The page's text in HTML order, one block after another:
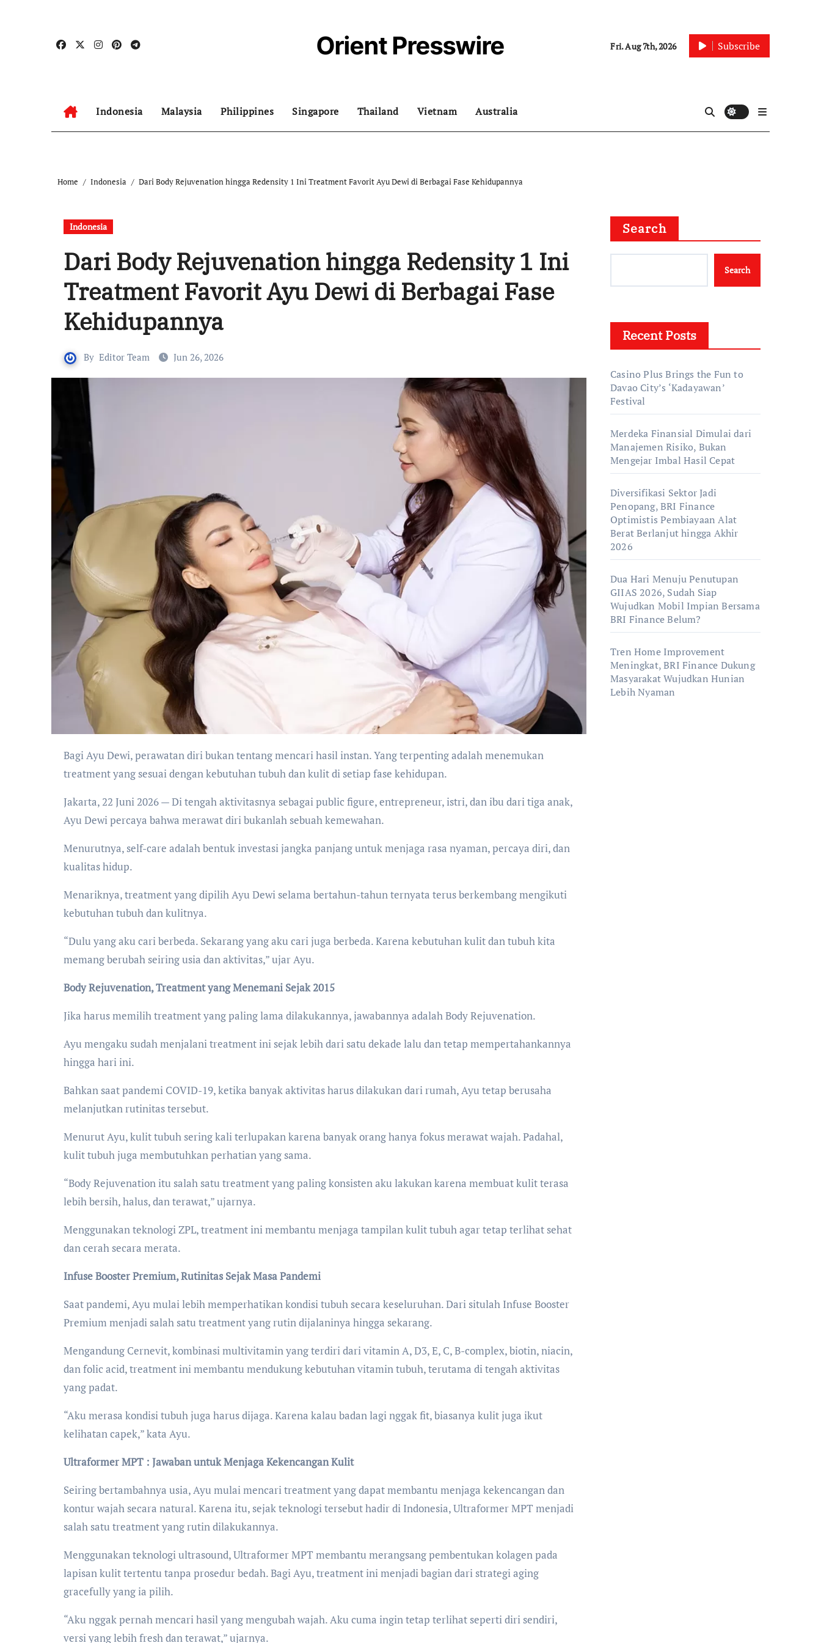
Orient Presswire Fri. Aug 7th, 2026 Subscribe
Indonesia Malaysia Philippines Singapore Thailand Vietnam Australia
Home Indonesia Dari Body Rejuvenation hingga Redensity 1 Ini Treatment Favorit Ayu Dewi di Berbagai Fase Kehidupannya
Indonesia
Dari Body Rejuvenation hingga Redensity 1 Ini
Treatment Favorit Ayu Dewi di Berbagai Fase
Kehidupannya
By Editor Team Jun 26, 2026
Bagi Ayu Dewi, perawatan diri bukan tentang mencari hasil instan. Yang terpenting adalah menemukan
treatment yang sesuai dengan kebutuhan tubuh dan kulit di setiap fase kehidupan.
Jakarta, 22 Juni 2026 — Di tengah aktivitasnya sebagai public figure, entrepreneur, istri, dan ibu dari tiga anak,
Ayu Dewi percaya bahwa merawat diri bukanlah sebuah kemewahan.
Menurutnya, self-care adalah bentuk investasi jangka panjang untuk menjaga rasa nyaman, percaya diri, dan
kualitas hidup.
Menariknya, treatment yang dipilih Ayu Dewi selama bertahun-tahun ternyata terus berkembang mengikuti
kebutuhan tubuh dan kulitnya.
“Dulu yang aku cari berbeda. Sekarang yang aku cari juga berbeda. Karena kebutuhan kulit dan tubuh kita
memang berubah seiring usia dan aktivitas,” ujar Ayu.
Body Rejuvenation, Treatment yang Menemani Sejak 2015
Jika harus memilih treatment yang paling lama dilakukannya, jawabannya adalah Body Rejuvenation.
Ayu mengaku sudah menjalani treatment ini sejak lebih dari satu dekade lalu dan tetap mempertahankannya
hingga hari ini.
Bahkan saat pandemi COVID-19, ketika banyak aktivitas harus dilakukan dari rumah, Ayu tetap berusaha
melanjutkan rutinitas tersebut.
Menurut Ayu, kulit tubuh sering kali terlupakan karena banyak orang hanya fokus merawat wajah. Padahal,
kulit tubuh juga membutuhkan perhatian yang sama.
“Body Rejuvenation itu salah satu treatment yang paling konsisten aku lakukan karena membuat kulit terasa
lebih bersih, halus, dan terawat,” ujarnya.
Menggunakan teknologi ZPL, treatment ini membantu menjaga tampilan kulit tubuh agar tetap terlihat sehat
dan cerah secara merata.
Infuse Booster Premium, Rutinitas Sejak Masa Pandemi
Saat pandemi, Ayu mulai lebih memperhatikan kondisi tubuh secara keseluruhan. Dari situlah Infuse Booster
Premium menjadi salah satu treatment yang rutin dijalaninya hingga sekarang.
Mengandung Cernevit, kombinasi multivitamin yang terdiri dari vitamin A, D3, E, C, B-complex, biotin, niacin,
dan folic acid, treatment ini membantu mendukung kebutuhan vitamin tubuh, terutama di tengah aktivitas
yang padat.
“Aku merasa kondisi tubuh juga harus dijaga. Karena kalau badan lagi nggak fit, biasanya kulit juga ikut
kelihatan capek,” kata Ayu.
Ultraformer MPT : Jawaban untuk Menjaga Kekencangan Kulit
Seiring bertambahnya usia, Ayu mulai mencari treatment yang dapat membantu menjaga kekencangan dan
kontur wajah secara natural. Karena itu, sejak teknologi tersebut hadir di Indonesia, Ultraformer MPT menjadi
salah satu treatment yang rutin dilakukannya.
Menggunakan teknologi ultrasound, Ultraformer MPT membantu merangsang pembentukan kolagen pada
lapisan kulit tertentu tanpa prosedur bedah. Bagi Ayu, treatment ini menjadi bagian dari strategi aging
gracefully yang ia pilih.
“Aku nggak pernah mencari hasil yang mengubah wajah. Aku cuma ingin tetap terlihat seperti diri sendiri,
versi yang lebih fresh dan terawat,” ujarnya.
Search
Search
Recent Posts
Casino Plus Brings the Fun to
Davao City’s ‘Kadayawan’
Festival
Merdeka Finansial Dimulai dari
Manajemen Risiko, Bukan
Mengejar Imbal Hasil Cepat
Diversifikasi Sektor Jadi
Penopang, BRI Finance
Optimistis Pembiayaan Alat
Berat Berlanjut hingga Akhir
2026
Dua Hari Menuju Penutupan
GIIAS 2026, Sudah Siap
Wujudkan Mobil Impian Bersama
BRI Finance Belum?
Tren Home Improvement
Meningkat, BRI Finance Dukung
Masyarakat Wujudkan Hunian
Lebih Nyaman